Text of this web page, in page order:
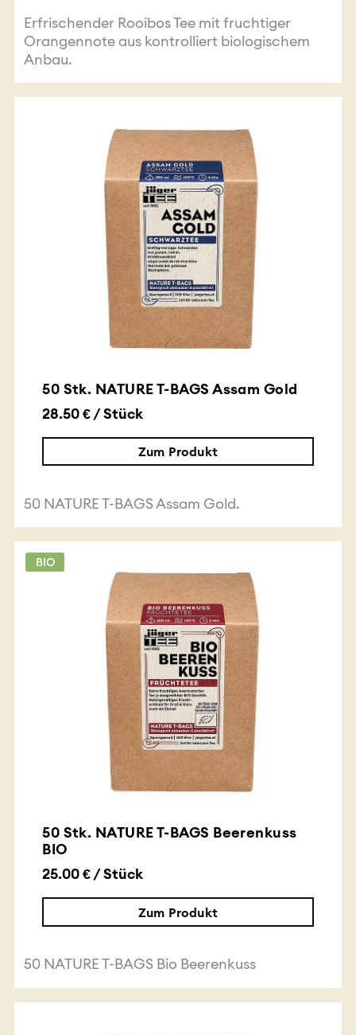
Erfrischender Rooibos Tee mit fruchtiger
Orangennote aus kontrolliert biologischem
Anbau.
50 Stk. NATURE T-BAGS Assam Gold
28.50 € / Stück
Zum Produkt
50 NATURE T-BAGS Assam Gold.
BIO
50 Stk. NATURE T-BAGS Beerenkuss
BIO
25.00 € / Stück
Zum Produkt
50 NATURE T-BAGS Bio Beerenkuss